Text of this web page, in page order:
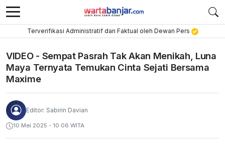
Terverifikasi Administratif dan Faktual oleh Dewan Pers
VIDEO - Sempat Pasrah Tak Akan Menikah, Luna
Maya Ternyata Temukan Cinta Sejati Bersama
Maxime
Editor: Sabirin Davian
10 Mei 2025 - 10:06 WITA